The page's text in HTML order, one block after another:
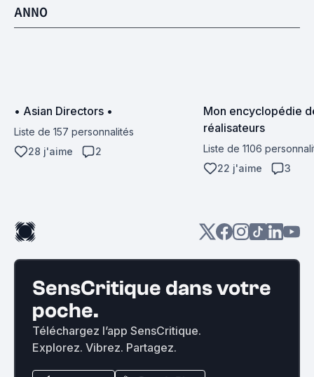
ANNO
• Asian Directors •
Liste de 157 personnalités
28 j'aime
2
Mon encyclopédie
réalisateurs
Liste de 1106
22 j'aime
3
SensCritique dans votre
poche.
Téléchargez l’app SensCritique.
Explorez. Vibrez. Partagez.